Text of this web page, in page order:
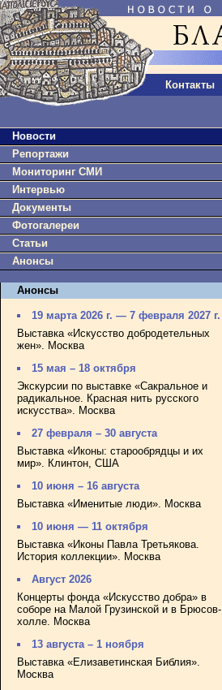
Контакты
Новости
Репортажи
Мониторинг СМИ
Интервью
Документы
Фотогалереи
Статьи
Анонсы
Анонсы
19 марта 2026 г. — 7 февраля 2027 г.
Выставка «Искусство добродетельных
жен». Москва
15 мая – 18 октября
Экскурсии по выставке «Сакральное и
радикальное. Красная нить русского
искусства». Москва
27 февраля – 30 августа
Выставка «Иконы: старообрядцы и их
мир». Клинтон, США
10 июня – 16 августа
Выставка «Именитые люди». Москва
10 июня — 11 октября
Выставка «Иконы Павла Третьякова.
История коллекции». Москва
Август 2026
Концерты фонда «Искусство добра» в
соборе на Малой Грузинской и в Брюсов-
холле. Москва
13 августа – 1 ноября
Выставка «Елизаветинская Библия».
Москва